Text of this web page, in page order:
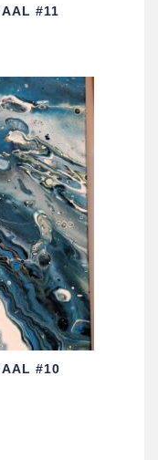
#11
#10